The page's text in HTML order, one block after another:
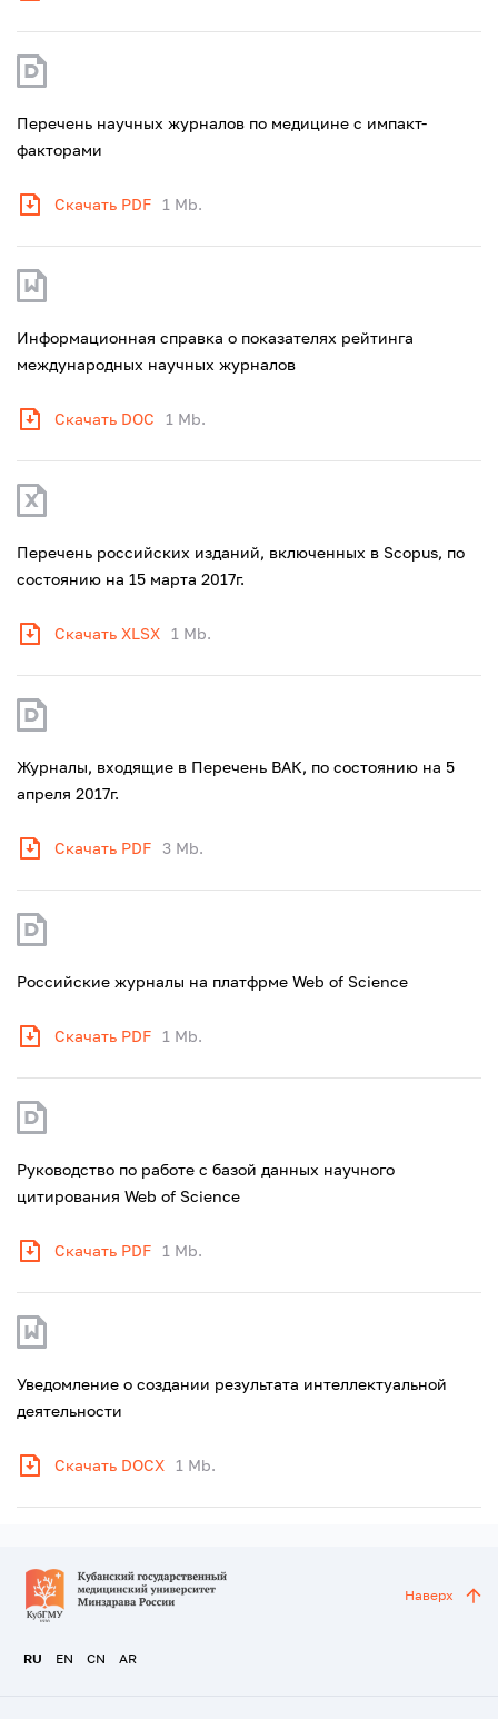
Перечень научных журналов по медицине с импакт-
факторами
Скачать PDF 1 Mb.
Информационная справка о показателях рейтинга
международных научных журналов
Скачать DOC 1 Mb.
Перечень российских изданий, включенных в Scopus, по
состоянию на 15 марта 2017г.
Скачать XLSX 1 Mb.
Журналы, входящие в Перечень ВАК, по состоянию на 5
апреля 2017г.
Скачать PDF 3 Mb.
Российские журналы на платфрме Web of Science
Скачать PDF 1 Mb.
Руководство по работе с базой данных научного
цитирования Web of Science
Скачать PDF 1 Mb.
Уведомление о создании результата интеллектуальной
деятельности
Скачать DOCX 1 Mb.
RU EN CN AR
Наверх